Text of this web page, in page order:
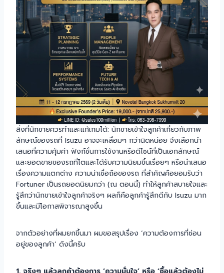
สิ่งที่นักขายควรทำและแก้เกมได้: นักขายเข้าใจลูกค้าเกี่ยวกับภาพ
ลักษณ์ของรถที่ Isuzu อาจจะเหลื่อมๆ กว่านิดหน่อย จึงเลือกนำ
เสนอที่ความคุ้มค่า ฟังก์ชั่นการใช้งานหรือดีไซน์ที่เป็นเอกลักษณ์
และยอดขายของรถที่โตและได้รับความนิยมขึ้นเรื่อยๆ หรือนำเสนอ
เรื่องความแตกต่าง ความน่าเชื่อถือของรถ ที่สำคัญคือยอมรับว่า
Fortuner เป็นรถยอดนิยมกว่า (ณ ตอนนี้) ทำให้ลูกค้าสบายใจและ
รู้สึกว่านักขายเข้าใจลูกค้าจริงๆ ผลก็คือลูกค้ารู้สึกดีกับ Isuzu มาก
ขึ้นและมีโอกาสพิจารณาสูงขึ้น
จากตัวอย่างที่ผมยกขึ้นมา ผมขอสรุปเรื่อง ‘ความต้องการที่ซ่อน
อยู่ของลูกค้า’ ดังนี้ครับ